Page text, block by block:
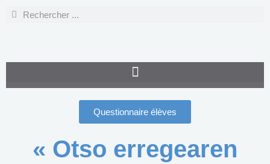
Questionnaire élèves
« Otso erregearen